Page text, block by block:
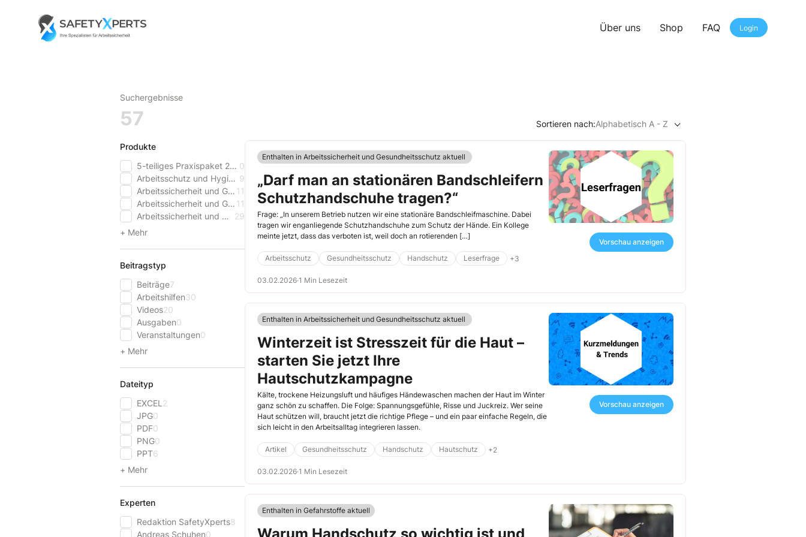
Go to landing page.
Über uns Shop FAQ Login
Suchergebnisse
57 Sortieren nach:Alphabetisch A - Z
Produkte
5-teiliges Praxispaket 2025 0
Arbeitsschutz und Hygiene im Gesundheitswesen 9
Arbeitssicherheit und Gesundheitsschutz aktuell 11
Arbeitssicherheit und Gesundheitsschutz aktuell - Schweiz 11
Arbeitssicherheit und Gesundheitsschutz aktuell PREMIUM
29
+ Mehr
Beitragstyp
Beiträge7
Arbeitshilfen30
Videos20
Ausgaben0
Veranstaltungen0
+ Mehr
Dateityp
EXCEL 2
JPG0
PDF0
PNG0
PPT6
+ Mehr
Experten
Redaktion SafetyXperts8
Andreas Schuhen0
Enthalten in Arbeitssicherheit und Gesundheitsschutz aktuell
„Darf man an stationären Bandschleifern
Schutzhandschuhe tragen?“
Frage: „In unserem Betrieb nutzen wir eine stationäre Bandschleifmaschine. Dabei
tragen wir enganliegende Schutzhandschuhe zum Schutz der Hände. Ein Kollege
meinte jetzt, dass das verboten ist, weil doch an rotierenden […]
Arbeitsschutz Gesundheitsschutz Handschutz Leserfrage +3
03.02.2026·1 Min Lesezeit
Vorschau anzeigen
Enthalten in Arbeitssicherheit und Gesundheitsschutz aktuell
Winterzeit ist Stresszeit für die Haut –
starten Sie jetzt Ihre
Hautschutzkampagne
Kälte, trockene Heizungsluft und häufiges Händewaschen machen der Haut im Winter
ganz schön zu schaffen. Die Folge: Spannungsgefühle, Risse und Juckreiz. Wer seine
Haut schützen will, braucht jetzt die richtige Pflege – und ein paar einfache Regeln, die
sich leicht in den Arbeitsalltag integrieren lassen.
Artikel Gesundheitsschutz Handschutz Hautschutz +2
03.02.2026·1 Min Lesezeit
Vorschau anzeigen
Enthalten in Gefahrstoffe aktuell